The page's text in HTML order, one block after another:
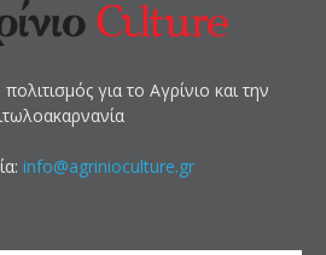
για το Αγρίνιο και την
info@agrinioculture.gr